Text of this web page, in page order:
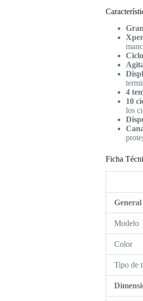
4
10
los
Ficha
General
Modelo
Color
Tipo de